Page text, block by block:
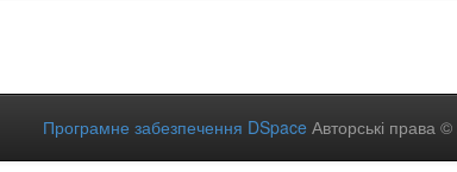
Програмне забезпечення DSpace Авторські права